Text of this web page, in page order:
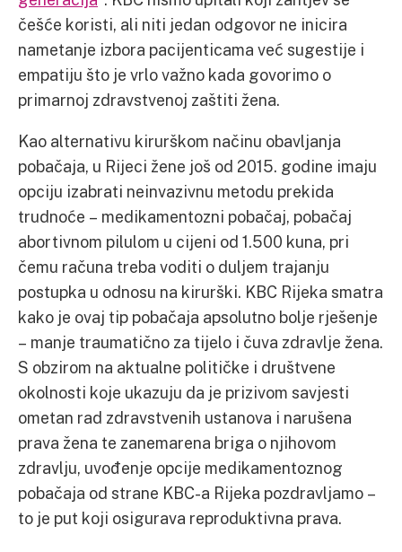
češće koristi, ali niti jedan odgovor ne inicira
nametanje izbora pacijenticama već sugestije i
empatiju što je vrlo važno kada govorimo o
primarnoj zdravstvenoj zaštiti žena.
Kao alternativu kirurškom načinu obavljanja
pobačaja, u Rijeci žene još od 2015. godine imaju
opciju izabrati neinvazivnu metodu prekida
trudnoće – medikamentozni pobačaj, pobačaj
abortivnom pilulom u cijeni od 1.500 kuna, pri
čemu računa treba voditi o duljem trajanju
postupka u odnosu na kirurški. KBC Rijeka smatra
kako je ovaj tip pobačaja apsolutno bolje rješenje
– manje traumatično za tijelo i čuva zdravlje žena.
S obzirom na aktualne političke i društvene
okolnosti koje ukazuju da je prizivom savjesti
ometan rad zdravstvenih ustanova i narušena
prava žena te zanemarena briga o njihovom
zdravlju, uvođenje opcije medikamentoznog
pobačaja od strane KBC-a Rijeka pozdravljamo –
to je put koji osigurava reproduktivna prava.